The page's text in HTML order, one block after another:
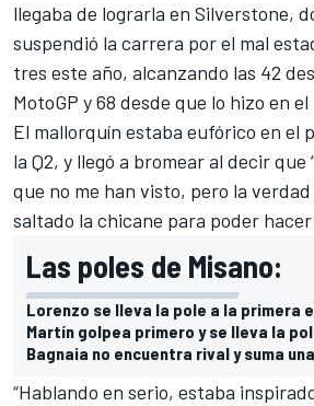
llegaba de lograrla en Silverstone,
suspendió la carrera por el mal
tres este año, alcanzando las 42
MotoGP y 68 desde que lo hizo en
El mallorquín estaba eufórico en el
la Q2, y llegó a bromear al decir
que no me han visto, pero la verdad
saltado la chicane para poder hacer
Las poles de Misano:
Lorenzo se lleva la pole a la primera
Martín golpea primero y se lleva la
Bagnaia no encuentra rival y suma
“Hablando en serio, estaba